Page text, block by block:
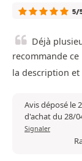
5/
Déjà
recommande
la description
Avis déposé le
d'achat du 28/
Signaler